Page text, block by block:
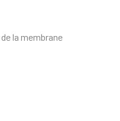
la membrane